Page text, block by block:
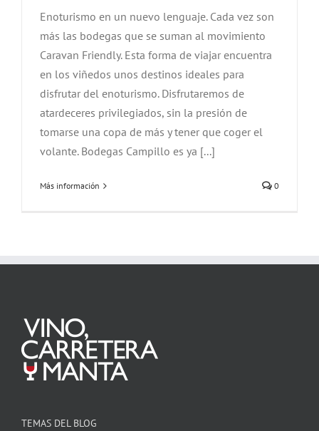
Enoturismo en un nuevo lenguaje. Cada vez son
más las bodegas que se suman al movimiento
Caravan Friendly. Esta forma de viajar encuentra
en los viñedos unos destinos ideales para
disfrutar del enoturismo. Disfrutaremos de
atardeceres privilegiados, sin la presión de
tomarse una copa de más y tener que coger el
volante. Bodegas Campillo es ya [...]
Más información 0
TEMAS DEL BLOG